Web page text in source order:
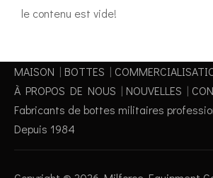
le contenu est vide!
MAISON | BOTTES |
À PROPOS DE NOUS | NOUVELLES |
Fabricants de bottes militaires
Depuis 1984